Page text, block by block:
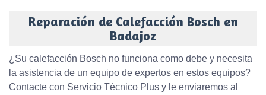
Reparación de Calefacción Bosch en
Badajoz
¿Su calefacción Bosch no funciona como debe y necesita
la asistencia de un equipo de expertos en estos equipos?
Contacte con Servicio Técnico Plus y le enviaremos al